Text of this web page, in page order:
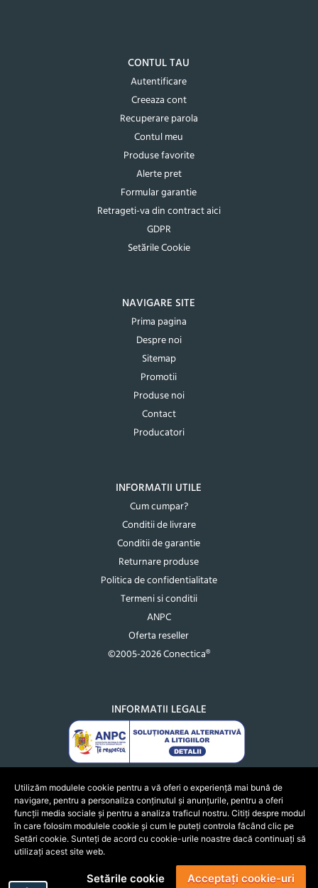
CONTUL TAU
Autentificare
Creeaza cont
Recuperare parola
Contul meu
Produse favorite
Alerte pret
Formular garantie
Retrageti-va din contract aici
GDPR
Setările Cookie
NAVIGARE SITE
Prima pagina
Despre noi
Sitemap
Promotii
Produse noi
Contact
Producatori
INFORMATII UTILE
Cum cumpar?
Conditii de livrare
Conditii de garantie
Returnare produse
Politica de confidentialitate
Termeni si conditii
ANPC
Oferta reseller
©2005-2026 Conectica®
INFORMATII LEGALE
Utilizăm modulele cookie pentru a vă oferi o experiență mai bună de
navigare, pentru a personaliza conținutul și anunțurile, pentru a oferi
funcții media sociale și pentru a analiza traficul nostru. Citiți despre modul
în care folosim modulele cookie și cum le puteți controla făcând clic pe
Setări cookie. Sunteți de acord cu cookie-urile noastre dacă continuați să
utilizați acest site web.
Setările cookie Acceptați cookie-uri